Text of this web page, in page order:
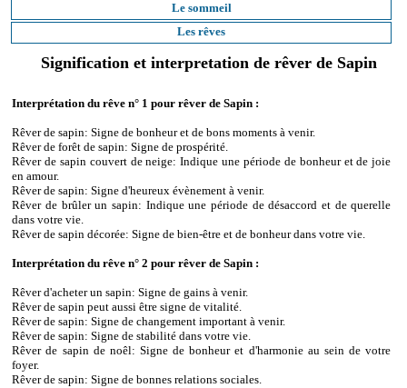
Le sommeil
Les rêves
Signification et interpretation de rêver de Sapin
Interprétation du rêve n° 1 pour rêver de Sapin :
Rêver de sapin: Signe de bonheur et de bons moments à venir.
Rêver de forêt de sapin: Signe de prospérité.
Rêver de sapin couvert de neige: Indique une période de bonheur et de joie
en amour.
Rêver de sapin: Signe d'heureux évènement à venir.
Rêver de brûler un sapin: Indique une période de désaccord et de querelle
dans votre vie.
Rêver de sapin décorée: Signe de bien-être et de bonheur dans votre vie.
Interprétation du rêve n° 2 pour rêver de Sapin :
Rêver d'acheter un sapin: Signe de gains à venir.
Rêver de sapin peut aussi être signe de vitalité.
Rêver de sapin: Signe de changement important à venir.
Rêver de sapin: Signe de stabilité dans votre vie.
Rêver de sapin de noêl: Signe de bonheur et d'harmonie au sein de votre
foyer.
Rêver de sapin: Signe de bonnes relations sociales.